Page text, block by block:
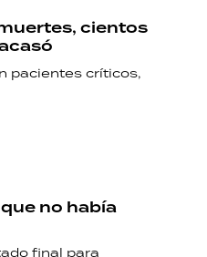
cientos
pacientes críticos,
no había
final para